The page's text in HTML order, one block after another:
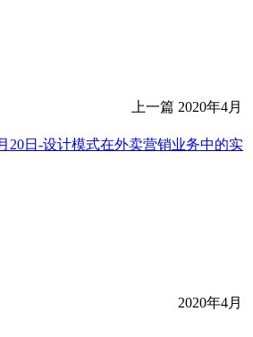
上一篇 2020年4月
20日-设计模式在外卖营销业务中的实
2020年4月